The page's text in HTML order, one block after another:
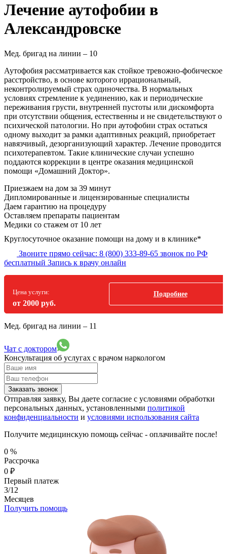
Лечение аутофобии в
Александровске
Мед. бригад на линии – 10
Аутофобия рассматривается как стойкое тревожно-фобическое
расстройство, в основе которого иррациональный,
неконтролируемый страх одиночества. В нормальных
условиях стремление к уединению, как и периодические
переживания грусти, внутренней пустоты или дискомфорта
при отсутствии общения, естественны и не свидетельствуют о
психической патологии. Но при аутофобии страх остаться
одному выходит за рамки адаптивных реакций, приобретает
навязчивый, дезорганизующий характер. Лечение проводится
психотерапевтом. Такие клинические случаи успешно
поддаются коррекции в центре оказания медицинской
помощи «Домашний Доктор».
Приезжаем на дом за 39 минут
Дипломированные и лицензированные специалисты
Даем гарантию на процедуру
Оставляем препараты пациентам
Медики со стажем от 10 лет
Круглосуточное оказание помощи на дому и в клинике*
Звоните прямо сейчас: 8 (800) 333-89-65 звонок по РФ
бесплатный Запись к врачу онлайн
Цена услуги:
от 2000 руб.
Подробнее
Мед. бригад на линии – 11
Чат с доктором
Консультация об услугах с врачом наркологом
Заказать звонок
Отправляя заявку, Вы даете согласие с условиями обработки
персональных данных, установленными политикой
конфиденциальности и условиями использования сайта
Получите медицинскую помощь сейчас - оплачивайте после!
0 %
Рассрочка
0 ₽
Первый платеж
3/12
Месяцев
Получить помощь